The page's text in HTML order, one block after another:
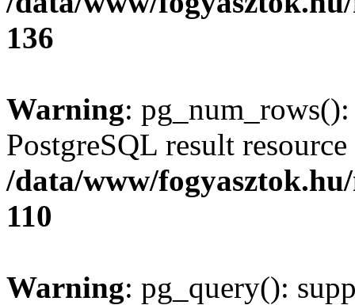
136
Warning:
PostgreSQL result
/data/www/
110
Warning: pg_query():